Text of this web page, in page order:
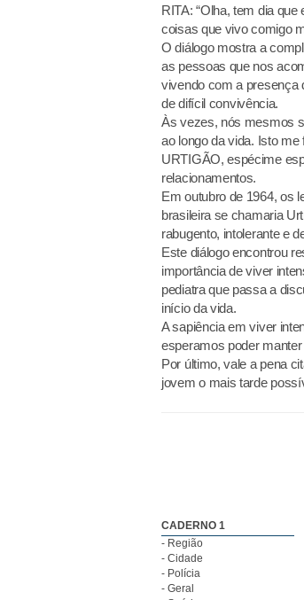
RITA: “Olha, tem dia
coisas que vivo comigo
O diálogo mostra a
as pessoas que nos
vivendo com a presença
de difícil convivência.
Às vezes, nós mesmos
ao longo da vida. Isto
URTIGÃO, espécime
relacionamentos.
Em outubro de 1964, os
brasileira se chamaria
rabugento, intolerante e
Este diálogo encontrou
importância de viver
pediatra que passa a
início da vida.
A sapiência em viver
esperamos poder manter
Por último, vale a pena
jovem o mais tarde
CADERNO 1
- Região
- Cidade
- Polícia
- Geral